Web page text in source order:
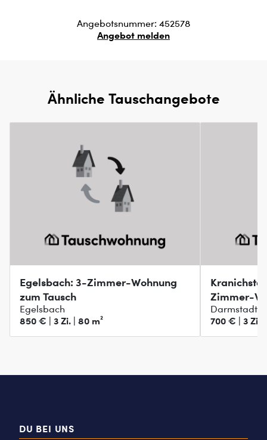
Angebotsnummer: 452578
Angebot melden
Ähnliche Tauschangebote
Egelsbach: 3-Zimmer-Wohnung
zum Tausch
Egelsbach
850 € | 3 Zi. | 80 m²
Zimmer-
Darmstadt,
700 € | 3 Zi. |
DU BEI UNS